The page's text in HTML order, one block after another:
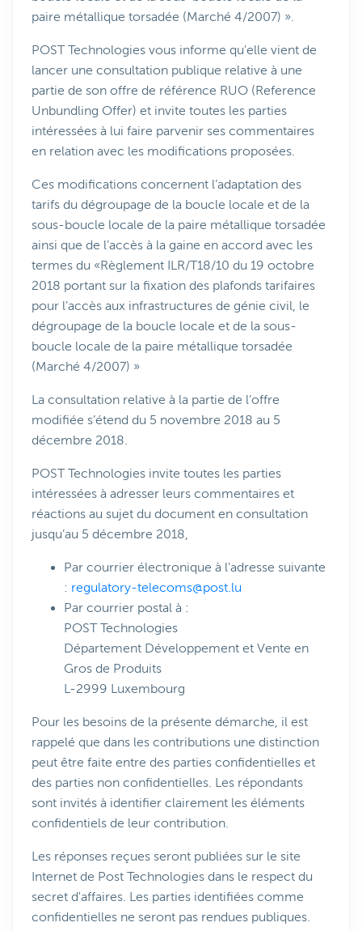
paire métallique torsadée (Marché 4/2007) ».
POST Technologies vous informe qu'elle vient de
lancer une consultation publique relative à une
partie de son offre de référence RUO (Reference
Unbundling Offer) et invite toutes les parties
intéressées à lui faire parvenir ses commentaires
en relation avec les modifications proposées.
Ces modifications concernent l’adaptation des
tarifs du dégroupage de la boucle locale et de la
sous-boucle locale de la paire métallique torsadée
ainsi que de l’accès à la gaine en accord avec les
termes du «Règlement ILR/T18/10 du 19 octobre
2018 portant sur la fixation des plafonds tarifaires
pour l’accès aux infrastructures de génie civil, le
dégroupage de la boucle locale et de la sous-
boucle locale de la paire métallique torsadée
(Marché 4/2007) »
La consultation relative à la partie de l’offre
modifiée s’étend du 5 novembre 2018 au 5
décembre 2018.
POST Technologies invite toutes les parties
intéressées à adresser leurs commentaires et
réactions au sujet du document en consultation
jusqu’au 5 décembre 2018,
Par courrier électronique à l'adresse suivante
: regulatory-telecoms@post.lu
Par courrier postal à :
POST Technologies
Département Développement et Vente en
Gros de Produits
L-2999 Luxembourg
Pour les besoins de la présente démarche, il est
rappelé que dans les contributions une distinction
peut être faite entre des parties confidentielles et
des parties non confidentielles. Les répondants
sont invités à identifier clairement les éléments
confidentiels de leur contribution.
Les réponses reçues seront publiées sur le site
Internet de Post Technologies dans le respect du
secret d'affaires. Les parties identifiées comme
confidentielles ne seront pas rendues publiques.